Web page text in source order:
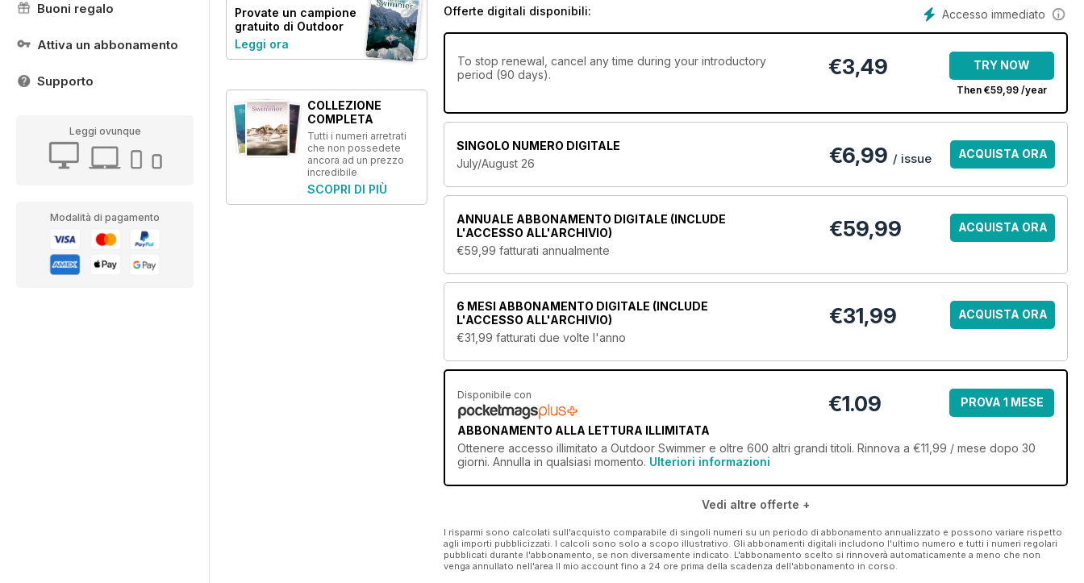
Buoni regalo
Attiva un abbonamento
Supporto
Leggi ovunque
Modalità di pagamento
Provate un campione
gratuito di Outdoor
Swimmer
Leggi ora
COLLEZIONE
COMPLETA
Tutti i numeri arretrati
che non possedete
ancora ad un prezzo
incredibile
SCOPRI DI PIÙ
Accesso immediato
Offerte digitali disponibili:
To stop renewal, cancel any time during your introductory
period (90 days).
€3,49 TRY NOW
Then €59,99 /year
SINGOLO NUMERO DIGITALE
July/August 26
€6,99 / issue ACQUISTA ORA
ANNUALE ABBONAMENTO DIGITALE (INCLUDE
L'ACCESSO ALL'ARCHIVIO)
€59,99 fatturati annualmente
€59,99 ACQUISTA ORA
6 MESI ABBONAMENTO DIGITALE (INCLUDE
L'ACCESSO ALL'ARCHIVIO)
€31,99 fatturati due volte l'anno
€31,99 ACQUISTA ORA
Disponibile con
ABBONAMENTO ALLA LETTURA ILLIMITATA
€1.09 PROVA 1 MESE
Ottenere accesso illimitato a Outdoor Swimmer e oltre 600 altri grandi titoli. Rinnova a €11,99 / mese dopo 30
giorni. Annulla in qualsiasi momento. Ulteriori informazioni
Vedi altre offerte +
I risparmi sono calcolati sull'acquisto comparabile di singoli numeri su un periodo di abbonamento annualizzato e possono variare rispetto
agli importi pubblicizzati. I calcoli sono solo a scopo illustrativo. Gli abbonamenti digitali includono l'ultimo numero e tutti i numeri regolari
pubblicati durante l'abbonamento, se non diversamente indicato. L'abbonamento scelto si rinnoverà automaticamente a meno che non
venga annullato nell'area Il mio account fino a 24 ore prima della scadenza dell'abbonamento in corso.